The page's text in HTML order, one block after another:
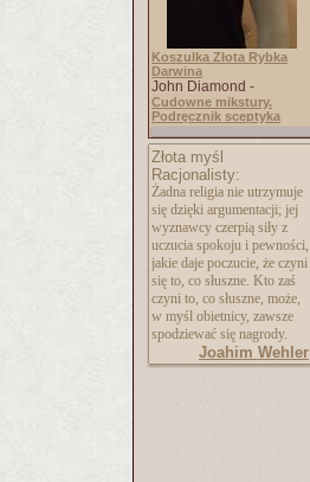
Koszulka Złota Rybka
Darwina
John Diamond -
Cudowne mikstury.
Podręcznik sceptyka
Złota myśl
Racjonalisty:
Żadna religia nie utrzymuje
się dzięki argumentacji; jej
wyznawcy czerpią siły z
uczucia spokoju i pewności,
jakie daje poczucie, że czyni
się to, co słuszne. Kto zaś
czyni to, co słuszne, może,
w myśl obietnicy, zawsze
spodziewać się nagrody.
Joahim Wehler